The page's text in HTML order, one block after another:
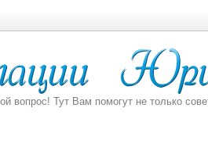
вопрос! Тут Вам помогут не только